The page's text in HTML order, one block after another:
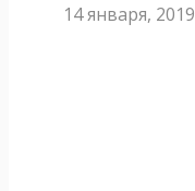
14 января, 2019